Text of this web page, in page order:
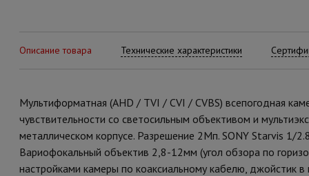
Описание товара Технические характеристики
Мультиформатная (AHD / TVI / CVI / CVBS) всепогодная
чувствительности со светосильным объективом и
металлическом корпусе. Разрешение 2Мп. SONY Starvis 1/
Вариофокальный объектив 2,8-12мм (угол обзора по
настройками камеры по коаксиальному кабелю, джойстик